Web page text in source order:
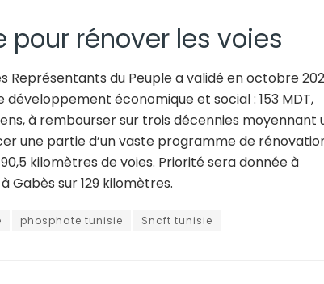
rénover les voies
Représentants du Peuple a validé en octobre
économique et social : 153 MDT,
à rembourser sur trois décennies moyennant
une partie d’un vaste programme de
kilomètres de voies. Priorité sera donnée à
Gabès sur 129 kilomètres.
phosphate tunisie Sncft tunisie